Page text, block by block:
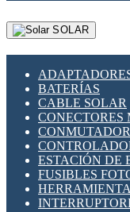
SOLAR
BATERÍAS
CABLE SOLAR
CONECTORES
ESTACIÓN DE
FUSIBLES